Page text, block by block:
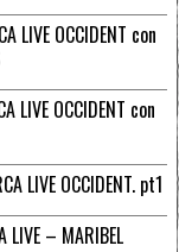
LIVE OCCIDENT con
LIVE OCCIDENT con
LIVE OCCIDENT. pt1
LIVE – MARIBEL